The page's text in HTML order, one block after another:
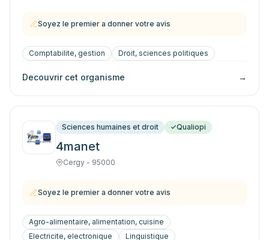
Soyez le premier a donner votre avis
Comptabilite, gestion Droit, sciences politiques
Decouvrir cet organisme →
Sciences humaines et droit Qualiopi
4manet
Cergy - 95000
Soyez le premier a donner votre avis
Agro-alimentaire, alimentation, cuisine
Electricite, electronique
Linguistique